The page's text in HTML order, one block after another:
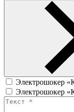
Электрошокер
Электрошокер